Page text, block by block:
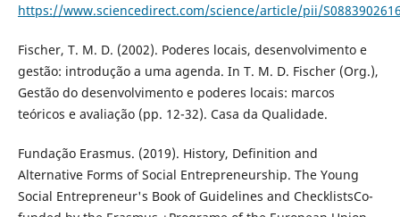
https://www.sciencedirect.com/science/article/pii/
Fischer, T. M. D. (2002). Poderes locais, desenvolvimento e
gestão: introdução a uma agenda. In T. M. D. Fischer (Org.),
Gestão do desenvolvimento e poderes locais: marcos
teóricos e avaliação (pp. 12-32). Casa da Qualidade.
Fundação Erasmus. (2019). History, Definition and
Alternative Forms of Social Entrepreneurship. The Young
Social Entrepreneur's Book of Guidelines and ChecklistsCo-